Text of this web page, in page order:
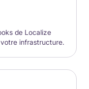
de Localize
infrastructure.